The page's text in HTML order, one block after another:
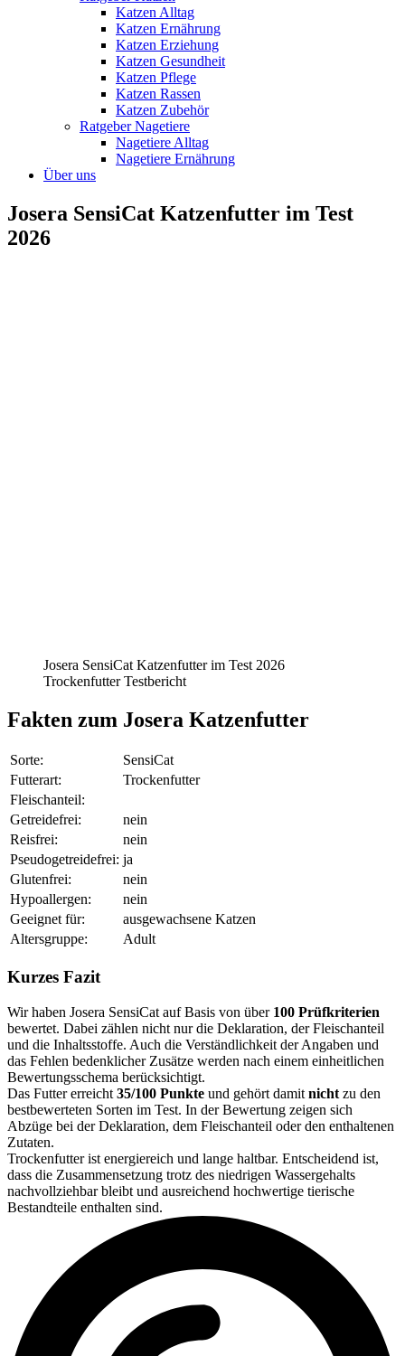
Katzen Alltag
Katzen Ernährung
Katzen Erziehung
Katzen Gesundheit
Katzen Pflege
Katzen Rassen
Katzen Zubehör
Ratgeber Nagetiere
Nagetiere Alltag
Nagetiere Ernährung
Über uns
Josera SensiCat Katzenfutter im Test
2026
Josera SensiCat Katzenfutter im Test 2026
Trockenfutter Testbericht
Fakten zum Josera Katzenfutter
Sorte:
SensiCat
Futterart:
Trockenfutter
Fleischanteil:
Getreidefrei:
nein
Reisfrei:
nein
Pseudogetreidefrei: ja
Glutenfrei:
nein
Hypoallergen:
nein
Geeignet für:
ausgewachsene Katzen
Altersgruppe:
Adult
Kurzes Fazit
Wir haben Josera SensiCat auf Basis von über 100 Prüfkriterien
bewertet. Dabei zählen nicht nur die Deklaration, der Fleischanteil
und die Inhaltsstoffe. Auch die Verständlichkeit der Angaben und
das Fehlen bedenklicher Zusätze werden nach einem einheitlichen
Bewertungsschema berücksichtigt.
Das Futter erreicht 35/100 Punkte und gehört damit nicht zu den
bestbewerteten Sorten im Test. In der Bewertung zeigen sich
Abzüge bei der Deklaration, dem Fleischanteil oder den enthaltenen
Zutaten.
Trockenfutter ist energiereich und lange haltbar. Entscheidend ist,
dass die Zusammensetzung trotz des niedrigen Wassergehalts
nachvollziehbar bleibt und ausreichend hochwertige tierische
Bestandteile enthalten sind.